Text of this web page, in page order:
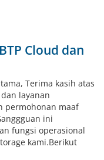
Cloud dan
Terima kasih atas
layanan
permohonan maaf
ini
fungsi operasional
kami.Berikut